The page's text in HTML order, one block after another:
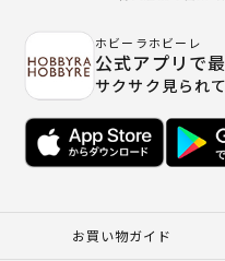
ホビーラホビーレ
公式アプリで
サクサク見られ
お買い物ガイド